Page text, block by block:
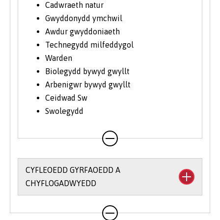
Cadwraeth natur
Gwyddonydd ymchwil
Awdur gwyddoniaeth
Technegydd milfeddygol
Warden
Biolegydd bywyd gwyllt
Arbenigwr bywyd gwyllt
Ceidwad Sw
Swolegydd
CYFLEOEDD GYRFAOEDD A
CHYFLOGADWYEDD
Gwasanaeth Sgiliau a Chyflogadwyedd